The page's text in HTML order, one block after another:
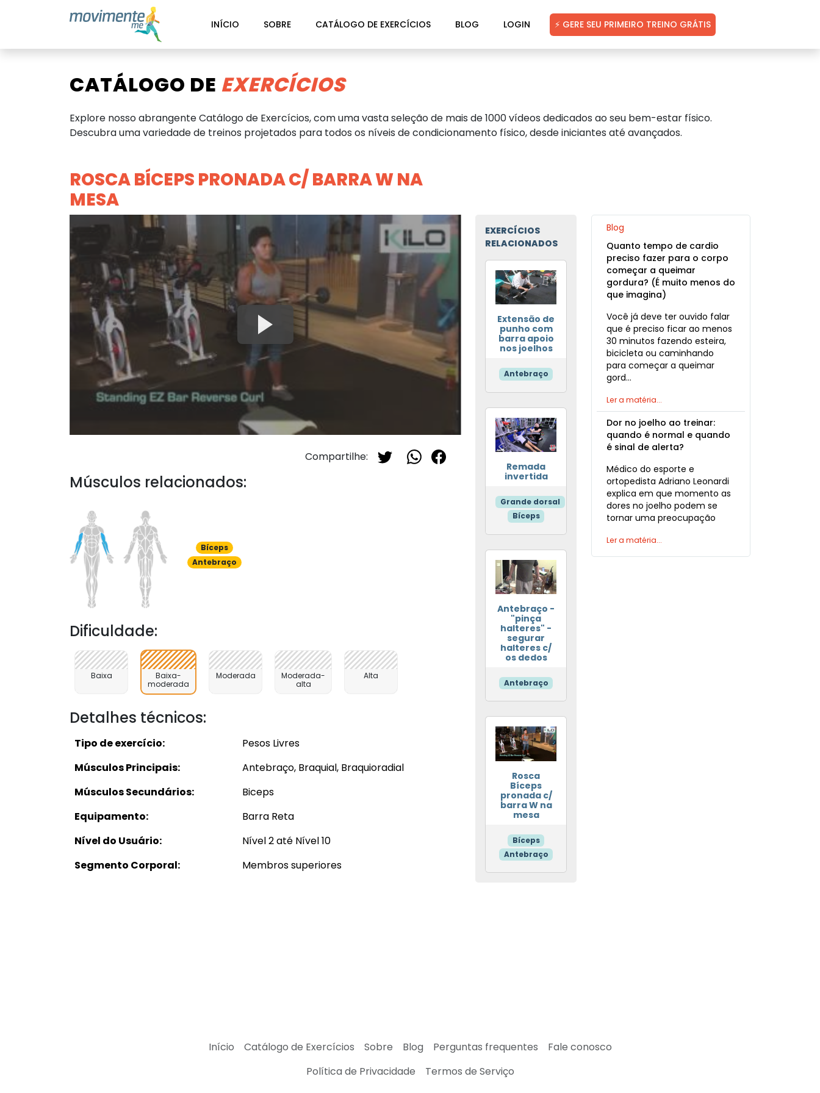
INÍCIO SOBRE CATÁLOGO DE EXERCÍCIOS BLOG LOGIN ⚡ GERE SEU PRIMEIRO TREINO GRÁTIS
CATÁLOGO DE EXERCÍCIOS
Explore nosso abrangente Catálogo de Exercícios, com uma vasta seleção de mais de 1000 vídeos dedicados ao seu bem-estar físico.
Descubra uma variedade de treinos projetados para todos os níveis de condicionamento físico, desde iniciantes até avançados.
ROSCA BÍCEPS PRONADA C/ BARRA W NA
MESA
Compartilhe:
Músculos relacionados:
Bíceps
Antebraço
Dificuldade:
Baixa
Baixa-
moderada
Moderada
Moderada-
alta
Alta
Detalhes técnicos:
Tipo de exercício:
Pesos Livres
Músculos Principais:
Antebraço, Braquial, Braquioradial
Músculos Secundários:
Biceps
Equipamento:
Barra Reta
Nível do Usuário:
Nível 2 até Nível 10
Segmento Corporal:
Membros superiores
EXERCÍCIOS
RELACIONADOS
Extensão de
punho com
barra apoio
nos joelhos
Antebraço
Remada
invertida
Grande dorsal
Bíceps
Antebraço -
"pinça
halteres" -
segurar
halteres c/
os dedos
Antebraço
Rosca
Bíceps
pronada c/
barra W na
mesa
Bíceps
Antebraço
Blog
Quanto tempo de cardio
preciso fazer para o corpo
começar a queimar
gordura? (É muito menos do
que imagina)
Você já deve ter ouvido falar
que é preciso ficar ao menos
30 minutos fazendo esteira,
bicicleta ou caminhando
para começar a queimar
gord…
Ler a matéria...
Dor no joelho ao treinar:
quando é normal e quando
é sinal de alerta?
Médico do esporte e
ortopedista Adriano Leonardi
explica em que momento as
dores no joelho podem se
tornar uma preocupação
Ler a matéria...
Início Catálogo de Exercícios Sobre Blog Perguntas frequentes
Fale conosco
Política de Privacidade
Termos de Serviço